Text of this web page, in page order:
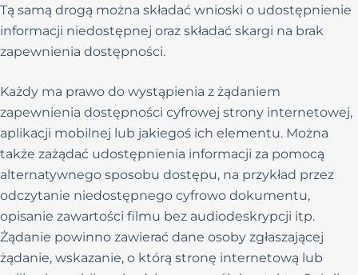
Tą samą drogą można składać wnioski o udostępnienie
informacji niedostępnej oraz składać skargi na brak
zapewnienia dostępności.
Każdy ma prawo do wystąpienia z żądaniem
zapewnienia dostępności cyfrowej strony internetowej,
aplikacji mobilnej lub jakiegoś ich elementu. Można
także zażądać udostępnienia informacji za pomocą
alternatywnego sposobu dostępu, na przykład przez
odczytanie niedostępnego cyfrowo dokumentu,
opisanie zawartości filmu bez audiodeskrypcji itp.
Żądanie powinno zawierać dane osoby zgłaszającej
żądanie, wskazanie, o którą stronę internetową lub